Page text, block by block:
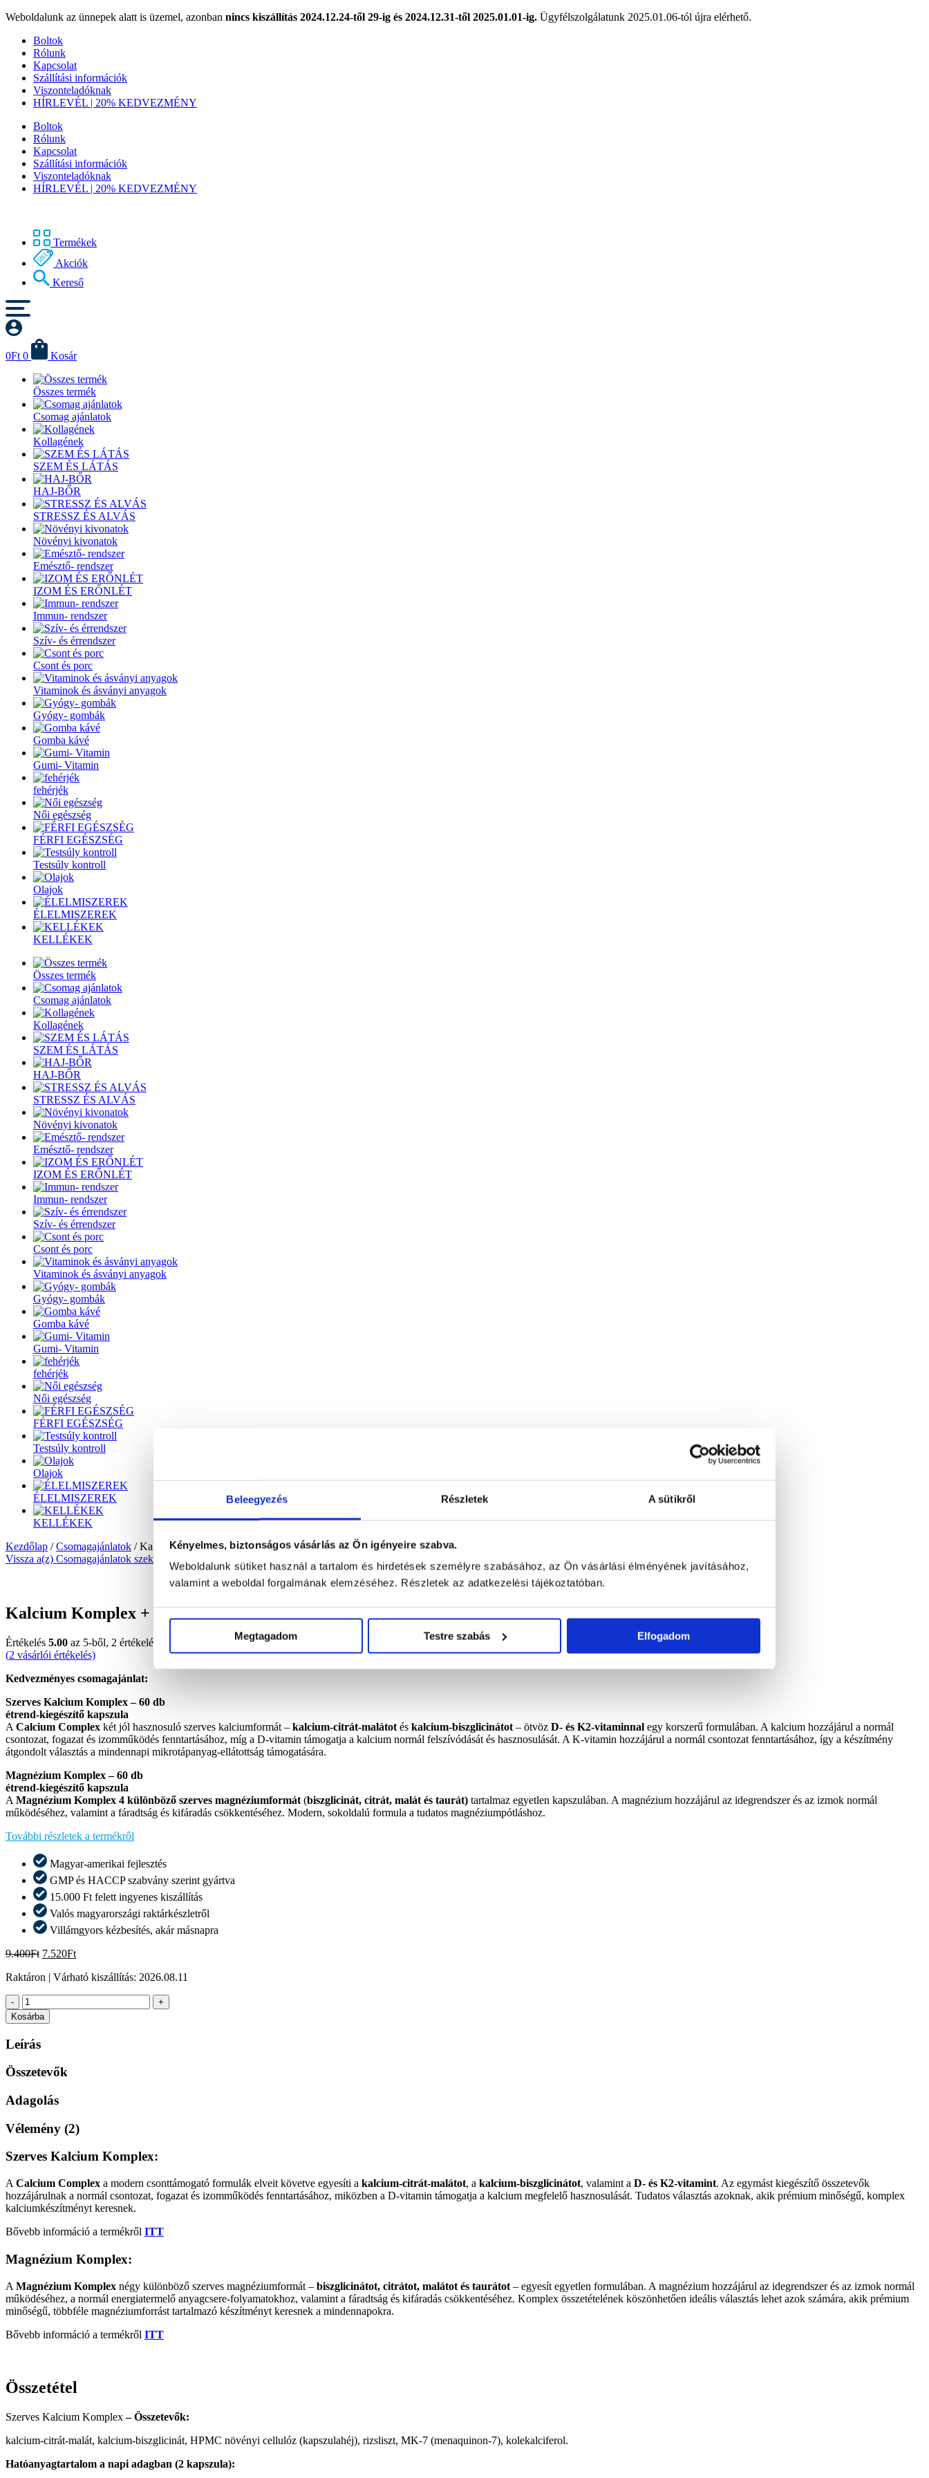
Beleegyezés Részletek A sütikről
Kényelmes, biztonságos vásárlás az Ön igényeire szabva.
Weboldalunk sütiket használ a tartalom és hirdetések személyre szabásához, az Ön vásárlási élményének javításához,
valamint a weboldal forgalmának elemzéséhez. Részletek az adatkezelési tájékoztatóban.
Megtagadom Testre szabás Elfogadom
Weboldalunk az ünnepek alatt is üzemel, azonban nincs kiszállítás 2024.12.24-től 29-ig és 2024.12.31-től 2025.01.01-ig. Ügyfélszolgálatunk 2025.01.06-tól újra elérhető.
Boltok
Rólunk
Kapcsolat
Szállítási információk
Viszonteladóknak
HÍRLEVÉL | 20% KEDVEZMÉNY
Boltok
Rólunk
Kapcsolat
Szállítási információk
Viszonteladóknak
HÍRLEVÉL | 20% KEDVEZMÉNY
Termékek
Akciók
Kereső
0Ft 0 Kosár
Összes termék
Csomag ajánlatok
Kollagének
SZEM ÉS LÁTÁS
HAJ-BŐR
STRESSZ ÉS ALVÁS
Növényi kivonatok
Emésztő- rendszer
IZOM ÉS ERŐNLÉT
Immun- rendszer
Szív- és érrendszer
Csont és porc
Vitaminok és ásványi anyagok
Gyógy- gombák
Gomba kávé
Gumi- Vitamin
fehérjék
Női egészség
FÉRFI EGÉSZSÉG
Testsúly kontroll
Olajok
ÉLELMISZEREK
KELLÉKEK
Összes termék
Csomag ajánlatok
Kollagének
SZEM ÉS LÁTÁS
HAJ-BŐR
STRESSZ ÉS ALVÁS
Növényi kivonatok
Emésztő- rendszer
IZOM ÉS ERŐNLÉT
Immun- rendszer
Szív- és érrendszer
Csont és porc
Vitaminok és ásványi anyagok
Gyógy- gombák
Gomba kávé
Gumi- Vitamin
fehérjék
Női egészség
FÉRFI EGÉSZSÉG
Testsúly kontroll
Olajok
ÉLELMISZEREK
KELLÉKEK
Kezdőlap /Csomagajánlatok / Kalcium Komplex + Magnézium Komplex
Vissza a(z) Csomagajánlatok szekcióhoz
Kalcium Komplex + Magnézium Komplex
Értékelés 5.00 az 5-ből, 2 értékelés alapján
(2 vásárlói értékelés)
Kedvezményes csomagajánlat:
Szerves Kalcium Komplex – 60 db
étrend-kiegészítő kapszula
A Calcium Complex két jól hasznosuló szerves kalciumformát – kalcium-citrát-malátot és kalcium-biszglicinátot – ötvöz D- és K2-vitaminnal egy korszerű formulában. A kalcium hozzájárul a normál
csontozat, fogazat és izomműködés fenntartásához, míg a D-vitamin támogatja a kalcium normál felszívódását és hasznosulását. A K-vitamin hozzájárul a normál csontozat fenntartásához, így a készítmény
átgondolt választás a mindennapi mikrotápanyag-ellátottság támogatására.
Magnézium Komplex– 60 db
étrend-kiegészítő kapszula
A Magnézium Komplex 4 különböző szerves magnéziumformát (biszglicinát, citrát, malát és taurát) tartalmaz egyetlen kapszulában. A magnézium hozzájárul az idegrendszer és az izmok normál
működéséhez, valamint a fáradtság és kifáradás csökkentéséhez. Modern, sokoldalú formula a tudatos magnéziumpótláshoz.
További részletek a termékről
Magyar-amerikai fejlesztés
GMP és HACCP szabvány szerint gyártva
15.000 Ft felett ingyenes kiszállítás
Valós magyarországi raktárkészletről​
Villámgyors kézbesítés, akár másnapra​
9.400Ft Original
was:
7.520FtCurrent
is:
Raktáron | Várható kiszállítás: 2026.08.11
-
Kalcium
Komplex
+
Magnézium
Komplex
+
Kosárba
Leírás
Összetevők
Adagolás
Vélemény (2)
Szerves Kalcium Komplex:
A Calcium Complex a modern csonttámogató formulák elveit követve egyesíti a kalcium-citrát-malátot, a kalcium-biszglicinátot, valamint a D- és K2-vitamint. Az egymást kiegészítő összetevők
hozzájárulnak a normál csontozat, fogazat és izomműködés fenntartásához, miközben a D-vitamin támogatja a kalcium megfelelő hasznosulását. Tudatos választás azoknak, akik prémium minőségű, komplex
kalciumkészítményt keresnek.
Bővebb információ a termékről ITT
Magnézium Komplex:
A Magnézium Komplex négy különböző szerves magnéziumformát – biszglicinátot, citrátot, malátot és taurátot – egyesít egyetlen formulában. A magnézium hozzájárul az idegrendszer és az izmok normál
működéséhez, a normál energiatermelő anyagcsere-folyamatokhoz, valamint a fáradtság és kifáradás csökkentéséhez. Komplex összetételének köszönhetően ideális választás lehet azok számára, akik prémium
minőségű, többféle magnéziumforrást tartalmazó készítményt keresnek a mindennapokra.
Bővebb információ a termékről ITT
Összetétel
Szerves Kalcium Komplex– Összetevők:
kalcium-citrát-malát, kalcium-biszglicinát, HPMC növényi cellulóz (kapszulahéj), rizsliszt, MK-7 (menaquinon-7), kolekalciferol.
Hatóanyagtartalom a napi adagban (2 kapszula):